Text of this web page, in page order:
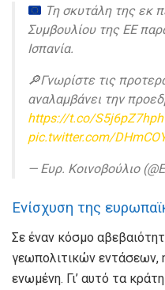
Τη σκυτάλη της εκ
Συμβουλίου της ΕΕ
Ισπανία.
🔎Γνωρίστε τις
αναλαμβάνει την
https://t.co/S5j6pZ7hph
pic.twitter.com/
— Ευρ. Κοινοβούλιo
Ενίσχυση της
Σε έναν κόσμο
γεωπολιτικών εντάσεων,
ενωμένη. Γι’ αυτό τα